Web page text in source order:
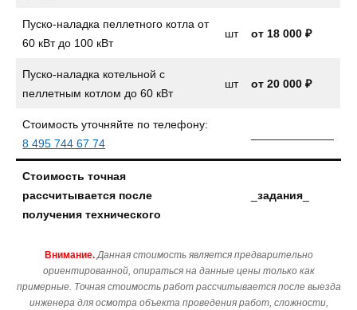
Пуско-наладка пеллетного котла от
60 кВт до 100 кВт
шт от 18 000 ₽
Пуско-наладка котельной с
пеллетным котлом до 60 кВт
шт от 20 000 ₽
Стоимость уточняйте по телефону:
8 495 744 67 74
Стоимость точная
рассчитывается после
получения технического
_задания
Внимание. Данная стоимость является предварительно
ориентированной, опираться на данные цены только как
примерные. Точная стоимость работ рассчитывается после выезда
инженера для осмотра объекта проведения работ, сложности,